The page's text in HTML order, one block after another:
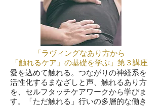
「ラヴィングなあり方から
「触れるケア」の基礎を学ぶ」第３講座
愛を込めて触れる。つながりの神経系を
活性化するまなざしと声、触れるあり方
を、セルフタッチケアワークから学びま
す。「ただ触れる」行いの多層的な働き